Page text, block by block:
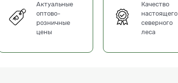
Актуальные
оптово-
розничные
цены
Качество
настоящего
северного
леса